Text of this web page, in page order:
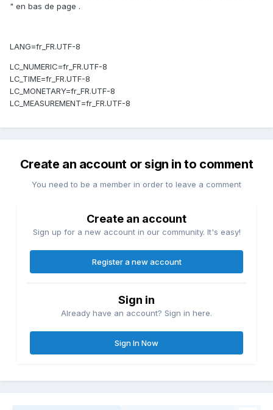
" en bas de page .
LANG=fr_FR.UTF-8
LC_NUMERIC=fr_FR.UTF-8
LC_TIME=fr_FR.UTF-8
LC_MONETARY=fr_FR.UTF-8
LC_MEASUREMENT=fr_FR.UTF-8
Create an account or sign in to comment
You need to be a member in order to leave a comment
Create an account
Sign up for a new account in our community. It's easy!
Register a new account
Sign in
Already have an account? Sign in here.
Sign In Now